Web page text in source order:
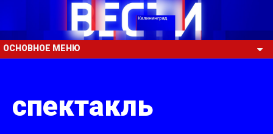
ОСНОВНОЕ МЕНЮ
спектакль